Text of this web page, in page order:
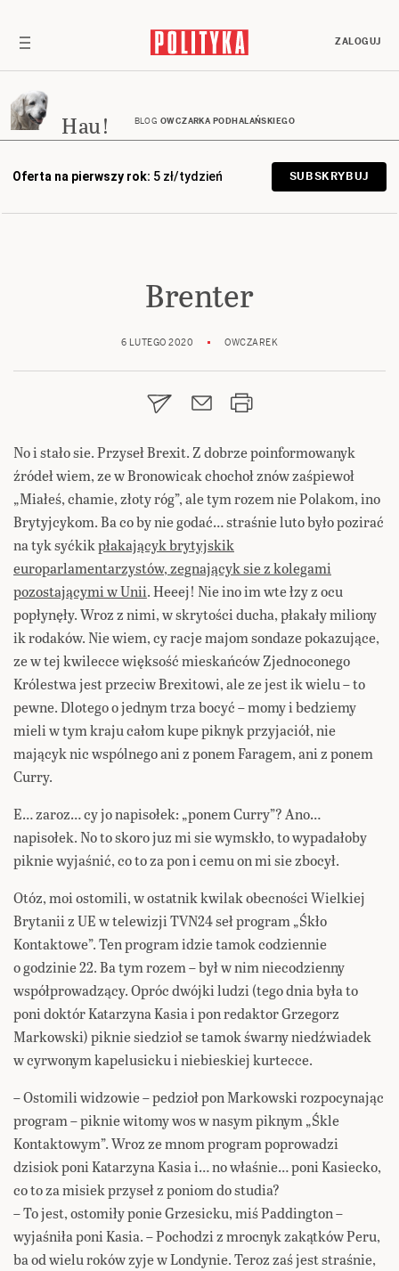
ZALOGUJ
Hau! BLOG OWCZARKA PODHALAŃSKIEGO
Oferta na pierwszy rok: 5 zł/tydzień SUBSKRYBUJ
Brenter
6 LUTEGO 2020 OWCZAREK
No i stało sie. Przyseł Brexit. Z dobrze poinformowanyk
źródeł wiem, ze w Bronowicak chochoł znów zaśpiewoł
„Miałeś, chamie, złoty róg”, ale tym rozem nie Polakom, ino
Brytyjcykom. Ba co by nie godać… straśnie luto było pozirać
na tyk syćkikpłakającyk brytyjskik
europarlamentarzystów, zegnającyk sie z kolegami
pozostającymi w Unii. Heeej! Nie ino im wte łzy z ocu
popłynęły. Wroz z nimi, w skrytości ducha, płakały miliony
ik rodaków. Nie wiem, cy racje majom sondaze pokazujące,
ze w tej kwilecce więksość mieskańców Zjednoconego
Królestwa jest przeciw Brexitowi, ale ze jest ik wielu – to
pewne. Dlotego o jednym trza bocyć – momy i bedziemy
mieli w tym kraju całom kupe piknyk przyjaciół, nie
mającyk nic wspólnego ani z ponem Faragem, ani z ponem
Curry.
E… zaroz… cy jo napisołek: „ponem Curry”? Ano…
napisołek. No to skoro juz mi sie wymskło, to wypadałoby
piknie wyjaśnić, co to za pon i cemu on mi sie zbocył.
Otóz, moi ostomili, w ostatnik kwilak obecności Wielkiej
Brytanii z UE w telewizji TVN24 seł program „Śkło
Kontaktowe”. Ten program idzie tamok codziennie
o godzinie 22. Ba tym rozem – był w nim niecodzienny
współprowadzący. Opróc dwójki ludzi (tego dnia była to
poni doktór Katarzyna Kasia i pon redaktor Grzegorz
Markowski) piknie siedzioł se tamok śwarny niedźwiadek
w cyrwonym kapelusicku i niebieskiej kurtecce.
– Ostomili widzowie – pedzioł pon Markowski rozpocynając
program – piknie witomy wos w nasym piknym „Śkle
Kontaktowym”. Wroz ze mnom program poprowadzi
dzisiok poni Katarzyna Kasia i… no właśnie… poni Kasiecko,
co to za misiek przyseł z poniom do studia?
– To jest, ostomiły ponie Grzesicku, miś Paddington –
wyjaśniła poni Kasia. – Pochodzi z mrocnyk zakątków Peru,
ba od wielu roków zyje w Londynie. Teroz zaś jest straśnie,